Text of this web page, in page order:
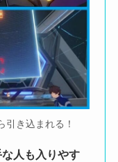
引き込まれる！
人も入りやす